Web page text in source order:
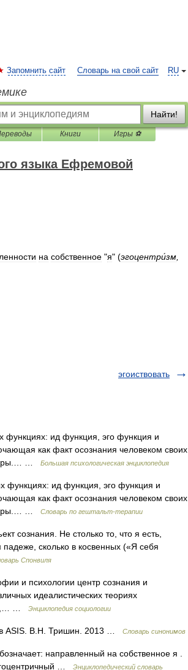
RU
Запомнить сайт Словарь на свой сайт
Найти!
Книги Игры ⚽
языка Ефремовой
на собственное "я" (эгоцентри́зм
эгоиствовать
ид функция, эго функция и
как факт осознания человеком своих
…
Большая психологическая энциклопедия
ид функция, эго функция и
как факт осознания человеком своих
…
Словарь по гештальт-терапии
сознания. Не столько то, что я есть,
сколько в косвенных («Я себя
Спонвиля
и психологии центр сознания и
идеалистических теориях
…
Энциклопедия социологии
ASIS. В.Н. Тришин. 2013 … Словарь синонимов
направленный на собственное я .
…
Энциклопедический словарь